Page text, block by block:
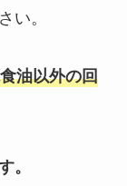
い。
油以外の回
。